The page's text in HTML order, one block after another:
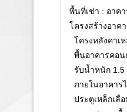
พื้นที่เช่า : อาค
โครงสร้างอาค
โครงหลังคาเ
พื้นอาคารคอน
รับน้ำหนัก 1.5
ภายในอาคาร
ประตูเหล็กเลื่